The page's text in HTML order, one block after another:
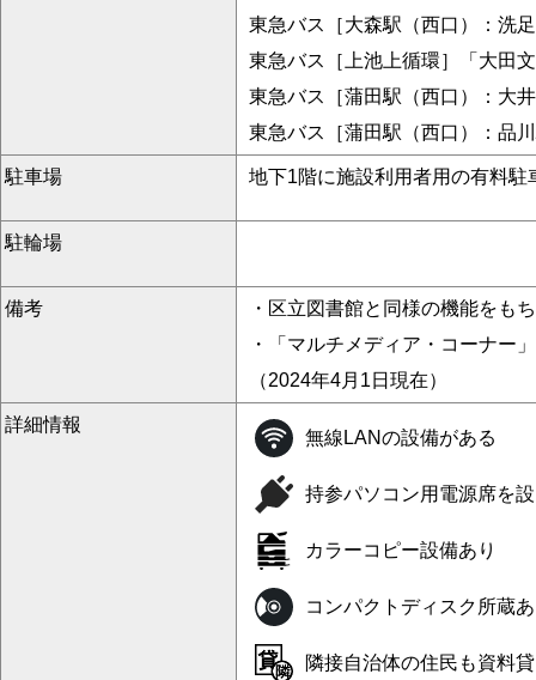
東急バス［大森駅（西口）：洗
東急バス［上池上循環］「大田
東急バス［蒲田駅（西口）：大
東急バス［蒲田駅（西口）：品
駐車場 地下1階に施設利用者用の有料駐
駐輪場
備考
・区立図書館と同様の機能をも
・「マルチメディア・コーナー
（2024年4月1日現在）
詳細情報
無線LANの設備がある
持参パソコン用電源席を
カラーコピー設備あり
コンパクトディスク所蔵
隣接自治体の住民も資料